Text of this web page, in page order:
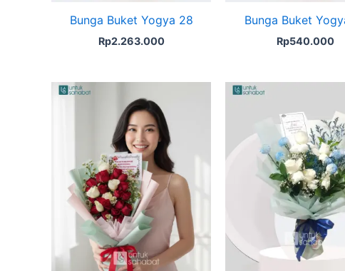
Bunga Buket Yogya 28
Rp2.263.000
Bunga Buket
Rp540.000